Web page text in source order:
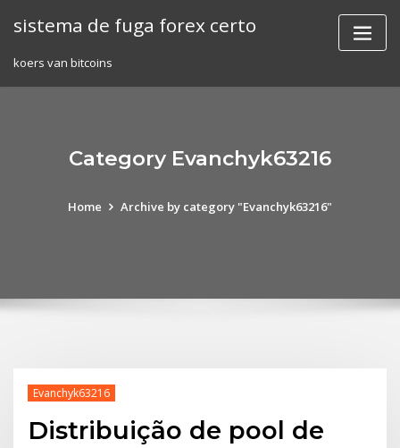
sistema de fuga forex certo
koers van bitcoins
Category Evanchyk63216
Home Archive by category "Evanchyk63216"
Evanchyk63216
Distribuição de pool de